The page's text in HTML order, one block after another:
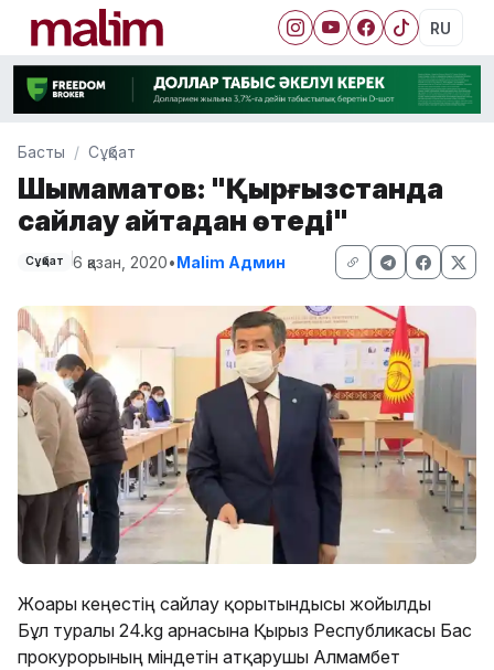
RU
Басты Сұқбат
Шықмаматов: "Қырғызстанда
сайлау қайтадан өтеді"
Сұқбат 6 қазан, 2020•Malim Админ
Жоғарғы кеңестің сайлау қорытындысы жойылды
Бұл туралы 24.kg арнасына Қырғыз Республикасы Бас
прокурорының міндетін атқарушы Алмамбет